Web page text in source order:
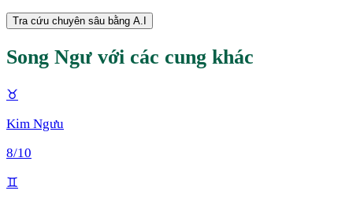
Tra cứu chuyên sâu bằng A.I
Song Ngư với các cung khác
♉
Kim Ngưu
8/10
♊